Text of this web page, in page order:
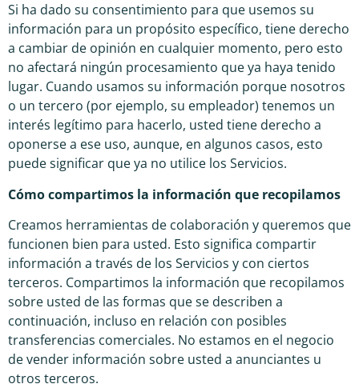
Si ha dado su consentimiento para que usemos su
información para un propósito específico, tiene derecho
a cambiar de opinión en cualquier momento, pero esto
no afectará ningún procesamiento que ya haya tenido
lugar. Cuando usamos su información porque nosotros
o un tercero (por ejemplo, su empleador) tenemos un
interés legítimo para hacerlo, usted tiene derecho a
oponerse a ese uso, aunque, en algunos casos, esto
puede significar que ya no utilice los Servicios.
Cómo compartimos la información que recopilamos
Creamos herramientas de colaboración y queremos que
funcionen bien para usted. Esto significa compartir
información a través de los Servicios y con ciertos
terceros. Compartimos la información que recopilamos
sobre usted de las formas que se describen a
continuación, incluso en relación con posibles
transferencias comerciales. No estamos en el negocio
de vender información sobre usted a anunciantes u
otros terceros.